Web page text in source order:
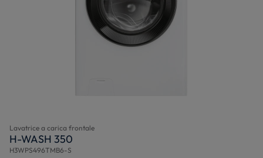
Lavatrice a carica frontale
H-WASH 350
H3WPS496TMB6-S